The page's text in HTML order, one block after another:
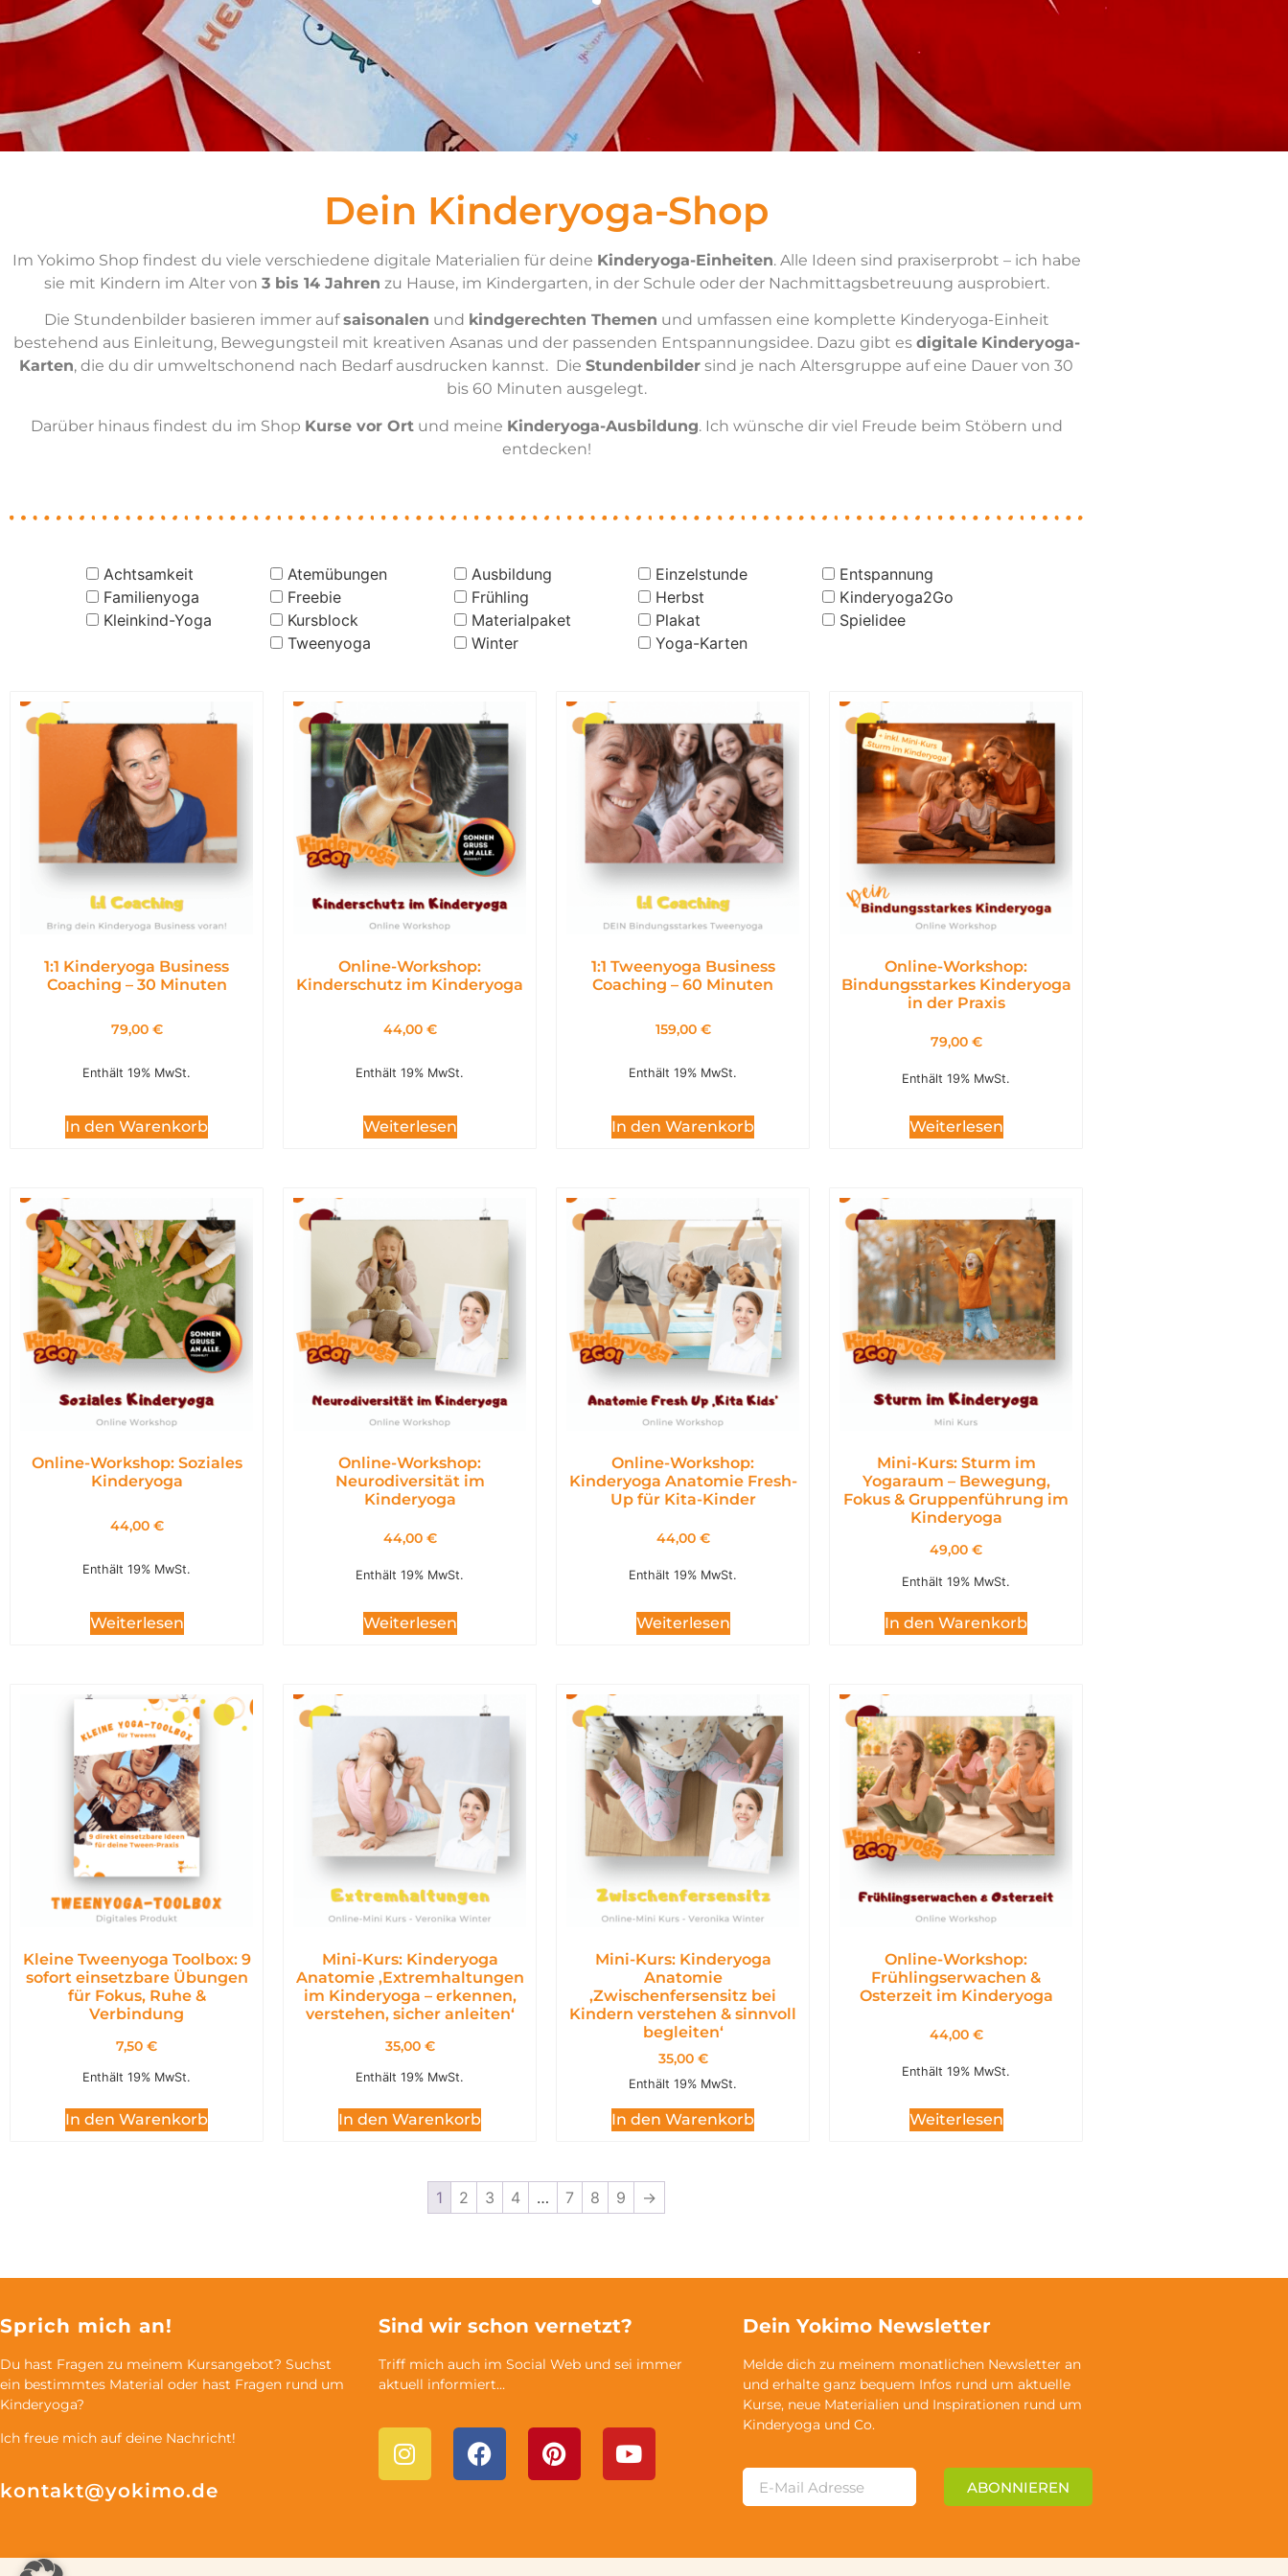
Dein Kinderyoga-Shop
Im Yokimo Shop findest du viele verschiedene digitale Materialien für deine Kinderyoga-Einheiten. Alle Ideen sind praxiserprobt – ich habe
sie mit Kindern im Alter von 3 bis 14 Jahren zu Hause, im Kindergarten, in der Schule oder der Nachmittagsbetreuung ausprobiert.
Die Stundenbilder basieren immer aufsaisonalen und kindgerechten Themen und umfassen eine komplette Kinderyoga-Einheit
bestehend aus Einleitung, Bewegungsteil mit kreativen Asanas und der passenden Entspannungsidee. Dazu gibt es digitale Kinderyoga-
Karten, die du dir umweltschonend nach Bedarf ausdrucken kannst. Die Stundenbilder sind je nach Altersgruppe auf eine Dauer von 30
bis 60 Minuten ausgelegt.
Darüber hinaus findest du im Shop Kurse vor Ortund meine Kinderyoga-Ausbildung. Ich wünsche dir viel Freude beim Stöbern und
entdecken!
Achtsamkeit Atemübungen Ausbildung Einzelstunde
Entspannung
Familienyoga
Freebie Frühling Herbst
Kinderyoga2Go
Kleinkind-Yoga
Kursblock Materialpaket Plakat
Spielidee
Tweenyoga
Winter Yoga-Karten
1:1 Kinderyoga Business
Coaching – 30 Minuten
79,00 €
Enthält 19% MwSt.
In den Warenkorb
Online-Workshop:
Kinderschutz im Kinderyoga
44,00 €
Enthält 19% MwSt.
Weiterlesen
1:1 Tweenyoga Business
Coaching – 60 Minuten
159,00 €
Enthält 19% MwSt.
In den Warenkorb
Online-Workshop:
Bindungsstarkes Kinderyoga
in der Praxis
79,00 €
Enthält 19% MwSt.
Weiterlesen
Online-Workshop: Soziales
Kinderyoga
44,00 €
Enthält 19% MwSt.
Weiterlesen
Online-Workshop:
Neurodiversität im
Kinderyoga
44,00 €
Enthält 19% MwSt.
Weiterlesen
Online-Workshop:
Kinderyoga Anatomie Fresh-
Up für Kita-Kinder
44,00 €
Enthält 19% MwSt.
Weiterlesen
Mini-Kurs: Sturm im
Yogaraum – Bewegung,
Fokus & Gruppenführung im
Kinderyoga
49,00 €
Enthält 19% MwSt.
In den Warenkorb
Kleine Tweenyoga Toolbox: 9
sofort einsetzbare Übungen
für Fokus, Ruhe &
Verbindung
7,50 €
Enthält 19% MwSt.
In den Warenkorb
Mini-Kurs: Kinderyoga
Anatomie ,Extremhaltungen
im Kinderyoga – erkennen,
verstehen, sicher anleiten‘
35,00 €
Enthält 19% MwSt.
In den Warenkorb
Mini-Kurs: Kinderyoga
Anatomie
,Zwischenfersensitz bei
Kindern verstehen & sinnvoll
begleiten‘
35,00 €
Enthält 19% MwSt.
In den Warenkorb
Online-Workshop:
Frühlingserwachen &
Osterzeit im Kinderyoga
44,00 €
Enthält 19% MwSt.
Weiterlesen
1 2 3 4 … 7 8 9 →
Sprich mich an!
Du hast Fragen zu meinem Kursangebot? Suchst
ein bestimmtes Material oder hast Fragen rund um
Kinderyoga?
Ich freue mich auf deine Nachricht!
kontakt@yokimo.de
Sind wir schon vernetzt?
Triff mich auch im Social Web und sei immer
aktuell informiert…
Dein Yokimo Newsletter
Melde dich zu meinem monatlichen Newsletter an
und erhalte ganz bequem Infos rund um aktuelle
Kurse, neue Materialien und Inspirationen rund um
Kinderyoga und Co.
ABONNIEREN